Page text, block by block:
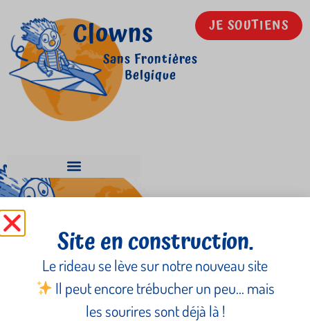
JE SOUTIENS
Clowns
Sans Frontières
Belgique
Nalle
Newsletter
Site en construction.
Le rideau se lève sur notre nouveau site
Il peut encore trébucher un peu… mais
les sourires sont déjà là !